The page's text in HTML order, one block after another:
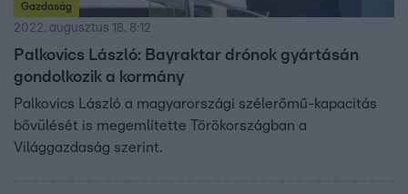
Gazdaság
2022. augusztus 18. 8:12
Palkovics László: Bayraktar drónok gyártásán
gondolkozik a kormány
Palkovics László a magyarországi szélerőmű-kapacitás
bővülését is megemlítette Törökországban a
Világgazdaság szerint.